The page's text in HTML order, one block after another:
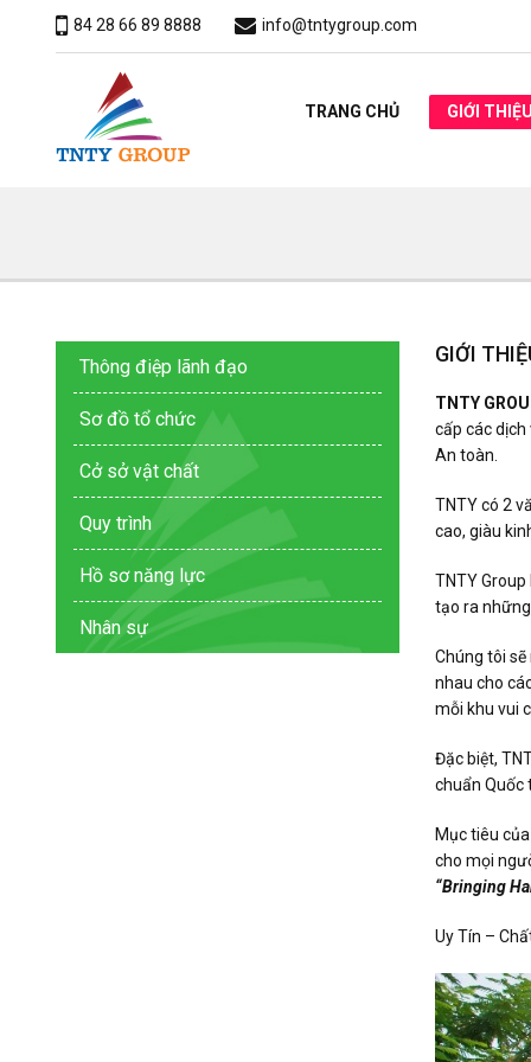
84 28 66 89 8888 info@tntygroup.com
TRANG CHỦ GIỚI
GIỚI
TNTY
cấp các dịch
An toàn.
TNTY có 2
cao, giàu
TNTY
tạo ra
Chúng tôi
nhau cho
mỗi khu vui
Đặc biệt,
chuẩn Quốc
Mục tiêu
cho mọi
“Bringing
Uy Tín –
Thông điệp lãnh đạo
Sơ đồ tổ chức
Cở sở vật chất
Quy trình
Hồ sơ năng lực
Nhân sự